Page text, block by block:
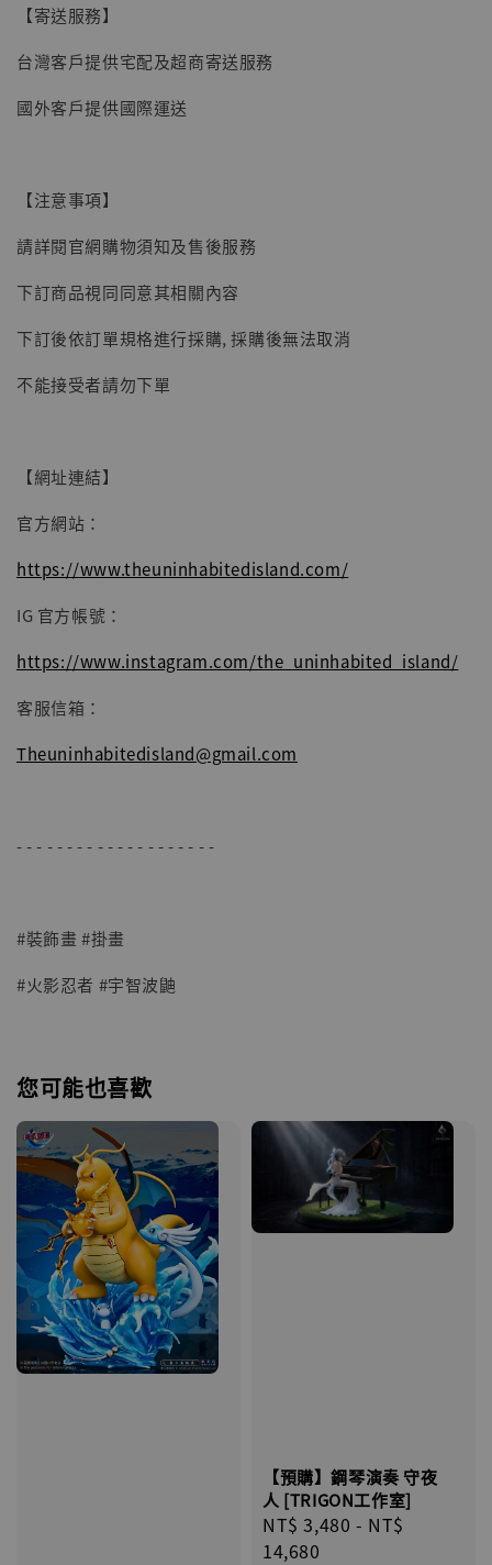
【現貨】BJSTUDIO 1/6系列可動蒐藏人偶 讓
NT$ 4,980
【寄送服務】
台灣客戶提供宅配及超商寄送服務
國外客戶提供國際運送
【注意事項】
請詳閱官網購物須知及售後服務
下訂商品視同同意其相關內容
下訂後依訂單規格進行採購, 採購後無法取消
不能接受者請勿下單
【網址連結】
官方網站：
https://www.theuninhabitedisland.com/
IG 官方帳號：
https://www.instagram.com/the_uninhabited_island/
客服信箱：
Theuninhabitedisland@gmail.com
- - - - - - - - - - - - - - - - - - - -
#裝飾畫 #掛畫
#火影忍者 #宇智波鼬
您可能也喜歡
【預購】鋼琴演奏 守夜
人 [TRIGON工作室]
Regular
price
NT$ 3,480 - NT$
14,680